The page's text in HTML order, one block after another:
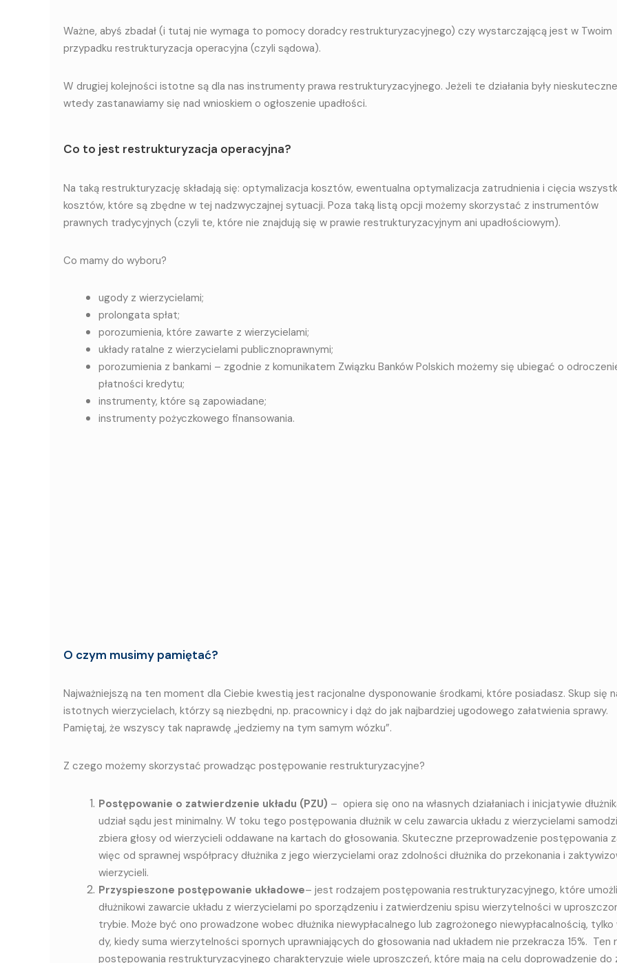
Ważne, abyś zbadał (i tutaj nie wymaga to pomocy doradcy restrukturyzacyjnego) czy wystarczającą jest w Twoim
przypadku restrukturyzacja operacyjna (czyli sądowa).
W drugiej kolejności istotne są dla nas instrumenty prawa restrukturyzacyjnego. Jeżeli te działania były
wtedy zastanawiamy się nad wnioskiem o ogłoszenie upadłości.
Co to jest restrukturyzacja operacyjna?
Na taką restrukturyzację składają się: optymalizacja kosztów, ewentualna optymalizacja zatrudnienia i cięcia
kosztów, które są zbędne w tej nadzwyczajnej sytuacji. Poza taką listą opcji możemy skorzystać z instrumentów
prawnych tradycyjnych (czyli te, które nie znajdują się w prawie restrukturyzacyjnym ani upadłościowym).
Co mamy do wyboru?
ugody z wierzycielami;
prolongata spłat;
porozumienia, które zawarte z wierzycielami;
układy ratalne z wierzycielami publicznoprawnymi;
porozumienia z bankami – zgodnie z komunikatem Związku Banków Polskich możemy się ubiegać o
płatności kredytu;
instrumenty, które są zapowiadane;
instrumenty pożyczkowego finansowania.
O czym musimy pamiętać?
Najważniejszą na ten moment dla Ciebie kwestią jest racjonalne dysponowanie środkami, które posiadasz. Skup się
istotnych wierzycielach, którzy są niezbędni, np. pracownicy i dąż do jak najbardziej ugodowego załatwienia sprawy.
Pamiętaj, że wszyscy tak naprawdę „jedziemy na tym samym wózku”.
Z czego możemy skorzystać prowadząc postępowanie restrukturyzacyjne?
Postępowanie o zatwierdzenie układu (PZU) – opiera się ono na własnych działaniach i inicjatywie
udział sądu jest minimalny. W toku tego postępowania dłużnik w celu zawarcia układu z wierzycielami
zbiera głosy od wierzycieli oddawane na kartach do głosowania. Skuteczne przeprowadzenie postępowania
więc od sprawnej współpracy dłużnika z jego wierzycielami oraz zdolności dłużnika do przekonania i
wierzycieli.
Przyspieszone postępowanie układowe– jest ro­dza­jem po­stę­po­wa­nia re­struk­tu­ry­za­cyj­ne­go, któ­re
dłuż­ni­ko­wi za­war­cie ukła­du z wie­rzy­cie­la­mi po spo­rzą­dze­niu i za­twier­dze­niu spi­su wie­rzy­tel­no­ści w
try­bie. Mo­że być ono pro­wa­dzo­ne wo­bec dłuż­ni­ka niewy­pła­cal­ne­go lub za­gro­żo­ne­go nie­wy­pła­cal­no­ścią,
dy, kie­dy su­ma wie­rzy­tel­no­ści spor­nych upraw­nia­ją­cych do gło­so­wa­nia nad ukła­dem nie prze­kra­cza 15%. Ten
postępo­wa­nia re­struk­tu­ry­za­cyj­ne­go cha­rak­te­ry­zu­je wie­le uprosz­czeń, któ­re ma­ją na ce­lu dopro­wa­dze­nie